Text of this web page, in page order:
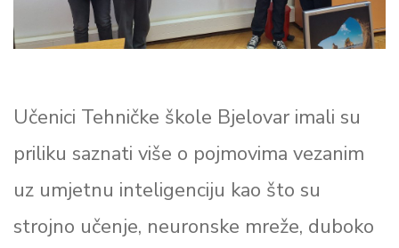
Učenici Tehničke škole Bjelovar imali su
priliku saznati više o pojmovima vezanim
uz umjetnu inteligenciju kao što su
strojno učenje, neuronske mreže, duboko